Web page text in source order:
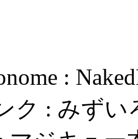
:
ク : みずい